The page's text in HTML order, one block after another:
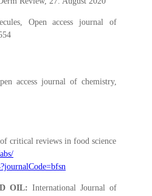
Open access journal of
access journal of chemistry,
critical reviews in food science
OIL: International Journal of